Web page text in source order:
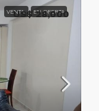
VENTA EN OFERTA
US$ 28,000